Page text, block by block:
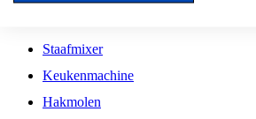
Kookplaat Accessoires
Staafmixer
Keukenmachine
Hakmolen